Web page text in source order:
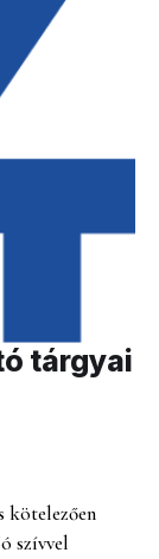
tárgyai
kötelezően
szívvel